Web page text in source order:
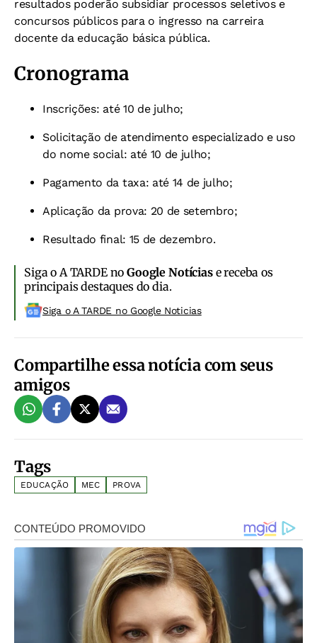
resultados poderão subsidiar processos seletivos e
concursos públicos para o ingresso na carreira
docente da educação básica pública.
Cronograma
Inscrições: até 10 de julho;
Solicitação de atendimento especializado e uso
do nome social: até 10 de julho;
Pagamento da taxa: até 14 de julho;
Aplicação da prova: 20 de setembro;
Resultado final: 15 de dezembro.
Siga o A TARDE noGoogle Notíciase receba os
principais destaques do dia.
Siga o A TARDE no Google Noticias
Compartilhe essa notícia com seus
amigos
Tags
EDUCAÇÃO MEC PROVA